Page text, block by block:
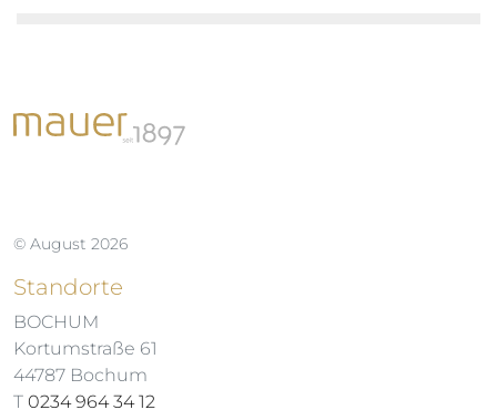
© August 2026
Standorte
BOCHUM
Kortumstraße 61
44787 Bochum
T 0234 964 34 12